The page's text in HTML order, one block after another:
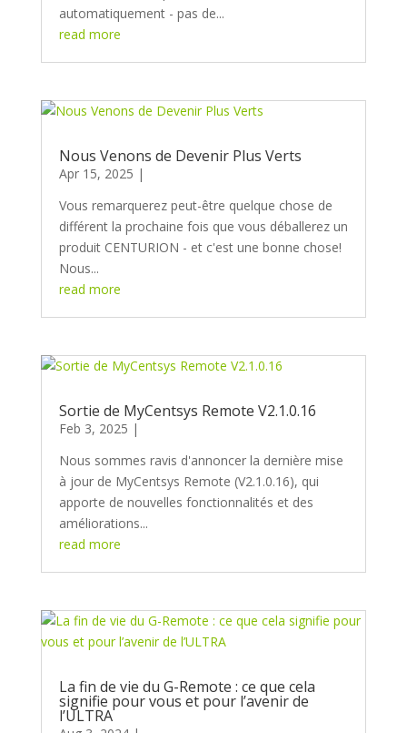
automatiquement - pas de...
read more
Nous Venons de Devenir Plus Verts
Apr 15, 2025
Vous remarquerez peut-être quelque chose de
différent la prochaine fois que vous déballerez un
produit CENTURION - et c'est une bonne chose!
Nous...
read more
Sortie de MyCentsys Remote V2.1.0.16
Feb 3, 2025
Nous sommes ravis d'annoncer la dernière mise
à jour de MyCentsys Remote (V2.1.0.16), qui
apporte de nouvelles fonctionnalités et des
améliorations...
read more
La fin de vie du G-Remote : ce que cela
signifie pour vous et pour l’avenir de
l’ULTRA